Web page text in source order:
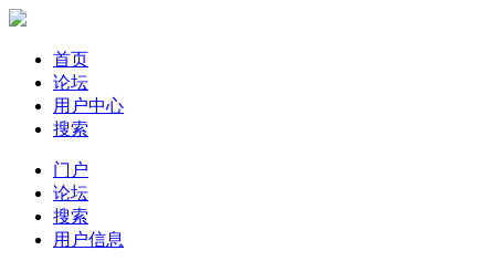
首页
论坛
用户中心
搜索
门户
论坛
搜索
用户信息